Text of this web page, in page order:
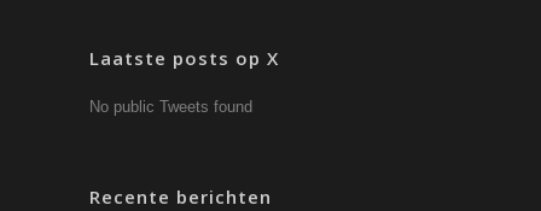
Laatste posts op X
No public Tweets found
Recente berichten